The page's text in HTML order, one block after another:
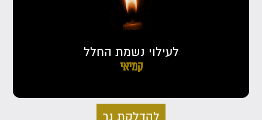
לעילוי נשמת החלל
קמיאי
להדלקת נר